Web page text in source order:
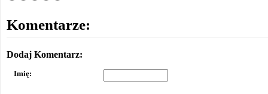
Komentarze:
Dodaj Komentarz:
Imię: